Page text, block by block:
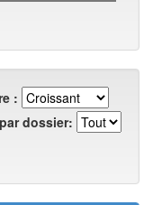
:
dossier: